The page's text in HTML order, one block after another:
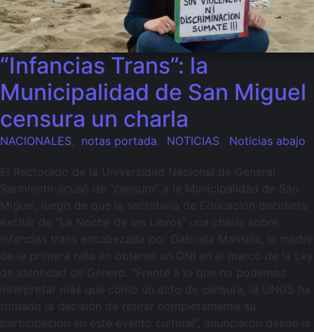
“Infancias Trans”: la
Municipalidad de San Miguel
censura un charla
NACIONALES notas portada NOTICIAS Noticias abajo
El Rectorado de la Universidad Nacional de General
Sarmiento acusó de “censura” a la Municipalidad de San
Miguel, luego de que la secretaría de Educación decidiera
excluir de “La Noche de los Libros” una charla sobre
infancias trans encabezada por Gabriela Mansilla, la madre
de la primera niña en obtener un DNI en el marco de la Ley
de Identidad de Género. “Frente a lo que no podemos
interpretar más que como un acto de censura, la UNGS ha
tomado la decisión de retirar completamente su
participación en este evento cultural”, anunciaron desde la